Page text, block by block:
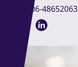
06-48652063